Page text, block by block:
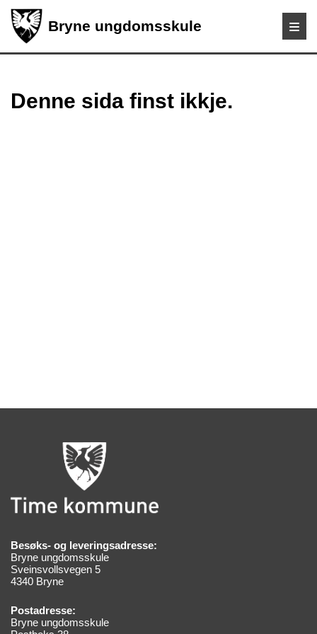
Bryne ungdomsskule
Denne sida finst ikkje.
Besøks- og leveringsadresse:
Bryne ungdomsskule
Sveinsvollsvegen 5
4340 Bryne
Postadresse:
Bryne ungdomsskule